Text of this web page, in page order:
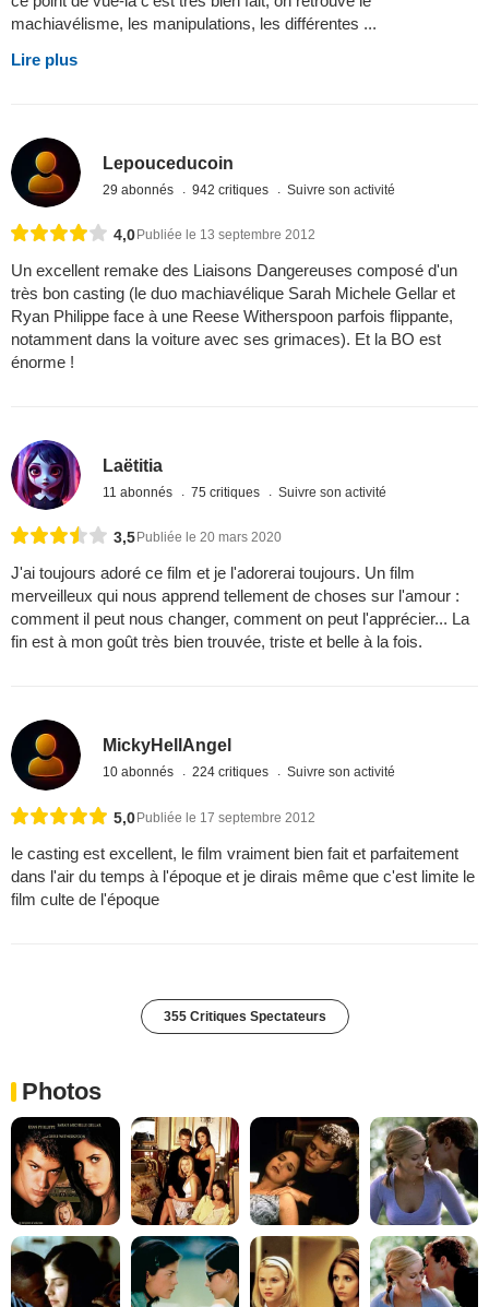
machiavélisme, les manipulations, les différentes ...
Lire plus
Lepouceducoin
29 abonnés 942 critiques Suivre son activité
4,0 Publiée le 13 septembre 2012
Un excellent remake des Liaisons Dangereuses composé d'un
très bon casting (le duo machiavélique Sarah Michele Gellar et
Ryan Philippe face à une Reese Witherspoon parfois flippante,
notamment dans la voiture avec ses grimaces). Et la BO est
énorme !
Laëtitia
11 abonnés 75 critiques Suivre son activité
3,5 Publiée le 20 mars 2020
J'ai toujours adoré ce film et je l'adorerai toujours. Un film
merveilleux qui nous apprend tellement de choses sur l'amour :
comment il peut nous changer, comment on peut l'apprécier... La
fin est à mon goût très bien trouvée, triste et belle à la fois.
MickyHellAngel
10 abonnés 224 critiques Suivre son activité
5,0Publiée le 17 septembre 2012
le casting est excellent, le film vraiment bien fait et parfaitement
dans l'air du temps à l'époque et je dirais même que c'est limite le
film culte de l'époque
355 Critiques Spectateurs
Photos